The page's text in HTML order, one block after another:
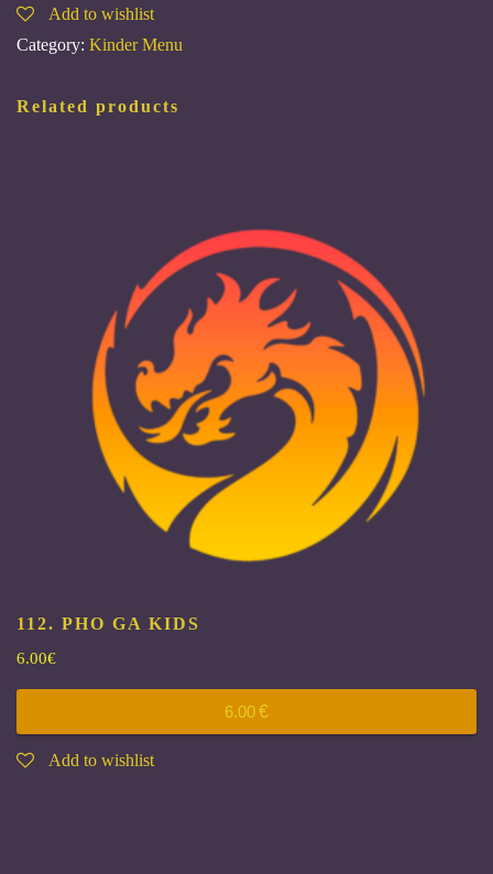
CHIEN
A,
quantity
Add to wishlist
Category: Kinder Menu
Related products
112. PHO GA KIDS
6.00€
6.00€
Add to wishlist